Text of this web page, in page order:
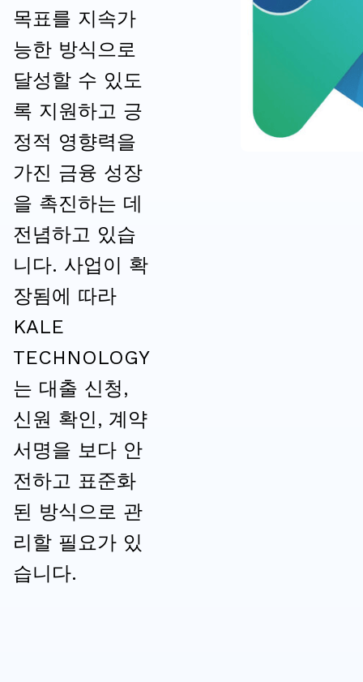
목표를 지속가
능한 방식으로
달성할 수 있도
록 지원하고 긍
정적 영향력을
가진 금융 성장
을 촉진하는 데
전념하고 있습
니다. 사업이 확
장됨에 따라
KALE
TECHNOLOGY
는 대출 신청,
신원 확인, 계약
서명을 보다 안
전하고 표준화
된 방식으로 관
리할 필요가 있
습니다.